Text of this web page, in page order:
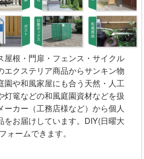
屋根・門扉・フェンス・サイクル
エクステリア商品からサンキン物
園や和風家屋にも合う天然・人工
灯篭などの和風庭園資材などを扱
ーカー（工務店様など）から個人
をお届けしています。DIY(日曜大
ォームできます。